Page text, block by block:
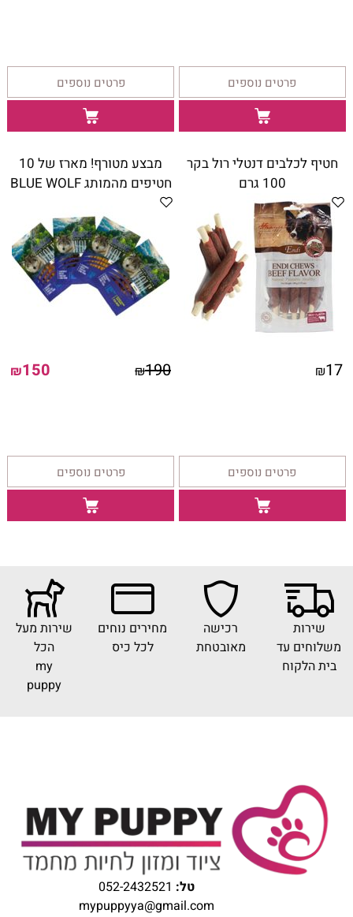
פרטים נוספים פרטים נוספים
חטיף לכלבים דנטלי רול בקר
100 גרם
₪17
פרטים נוספים
מבצע מטורף! מארז של 10
חטיפים מהמותג BLUE WOLF
₪190
₪150
פרטים נוספים
שירות
משלוחים עד
בית הלקוח
רכישה
מאובטחת
מחירים נוחים
לכל כיס
שירות מעל
הכל
my
puppy
טל: 052-2432521
mypuppyya@gmail.com